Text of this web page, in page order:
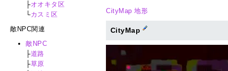
CityMap 地形
CityMap
├オオキタ区
└カスミ区
敵NPC関連
敵NPC
├道路
├草原